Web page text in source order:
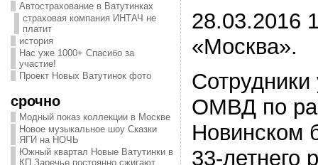
Автострахование в Ватутинках
страховая компания ИНТАЧ не
платит
история
Нас уже 1000+ Спасибо за
участие!
Проект Новых Ватутинок фото
срочно
Модный показ коллекции в Москве
Новое музыкальное шоу Сказки
ЯГИ на НОЧЬ
Южный квартал Новые Ватутинки в
КП Заречье постоянно сжигают
28.03.2016
«Москва».
Сотрудники
ОМВД по
Новинском
33-летнего